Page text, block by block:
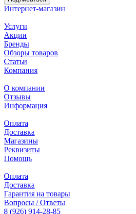
Интернет-магазин
Услуги
Акции
Бренды
Обзоры товаров
Статьи
Компания
О компании
Отзывы
Информация
Оплата
Доставка
Магазины
Реквизиты
Помощь
Оплата
Доставка
Гарантия на товары
Вопросы / Ответы
8 (926) 914-28-85